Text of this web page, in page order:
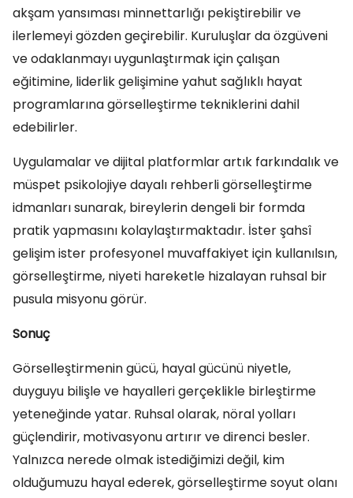
akşam yansıması minnettarlığı pekiştirebilir ve
ilerlemeyi gözden geçirebilir. Kuruluşlar da özgüveni
ve odaklanmayı uygunlaştırmak için çalışan
eğitimine, liderlik gelişimine yahut sağlıklı hayat
programlarına görselleştirme tekniklerini dahil
edebilirler.
Uygulamalar ve dijital platformlar artık farkındalık ve
müspet psikolojiye dayalı rehberli görselleştirme
idmanları sunarak, bireylerin dengeli bir formda
pratik yapmasını kolaylaştırmaktadır. İster şahsî
gelişim ister profesyonel muvaffakiyet için kullanılsın,
görselleştirme, niyeti hareketle hizalayan ruhsal bir
pusula misyonu görür.
Sonuç
Görselleştirmenin gücü, hayal gücünü niyetle,
duyguyu bilişle ve hayalleri gerçeklikle birleştirme
yeteneğinde yatar. Ruhsal olarak, nöral yolları
güçlendirir, motivasyonu artırır ve direnci besler.
Yalnızca nerede olmak istediğimizi değil, kim
olduğumuzu hayal ederek, görselleştirme soyut olanı